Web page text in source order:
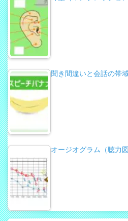
聞き間違いと会話の帯
オージオグラム（聴力